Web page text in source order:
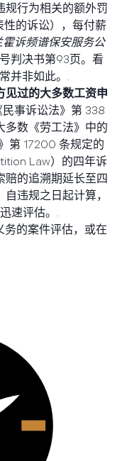
规行为相关的额外罚
的诉讼），每付薪
霍诉频谱保安服务公
判决书第93页。看
并非如此。.
见过的大多数工资申
事诉讼法》第 338
多数《劳工法》中的
第 17200 条规定的
Law）的四年诉
赔的追溯期延长至四
违规之日起计算，
速评估。.
的案件评估，或在